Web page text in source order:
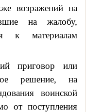
возражений на
на жалобу,
к материалам
приговор или
решение, на
воинской
от поступления